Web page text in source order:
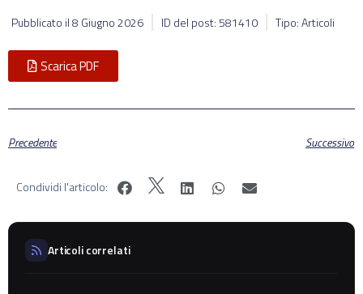
Pubblicato il8 Giugno 2026 ID del post: 581410 Tipo: Articoli
Scarica PDF
Precedente Successivo
Condividi l'articolo:
Articoli correlati